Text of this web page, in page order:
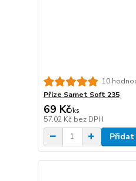
10
Příze Samet Soft 235
69 Kč/ks
57,02 Kč bez DPH